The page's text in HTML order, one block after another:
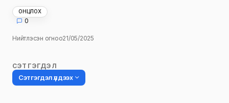
ОНЦЛОХ
0
Нийтлэсэн огноо21/05/2025
СЭТГЭГДЭЛ
Сэтгэгдэл үлдээх